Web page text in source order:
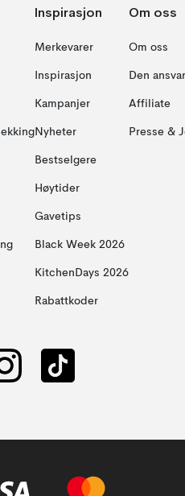
Inspirasjon
Merkevarer
Inspirasjon
Kampanjer
Nyheter
Bestselgere
Høytider
Gavetips
Black Week 2026
KitchenDays 2026
Rabattkoder
Om oss
Om oss
Den
Affiliate
Presse &